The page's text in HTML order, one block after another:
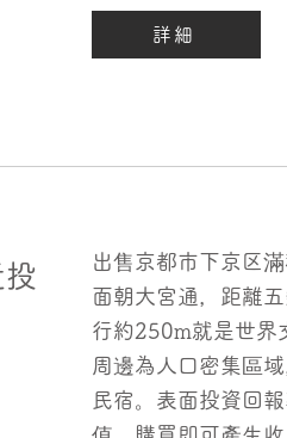
詳細
出售京都市下京区
面朝大宮通，距離
行約250m就是世界
周邊為人口密集區
民宿。表面投資回